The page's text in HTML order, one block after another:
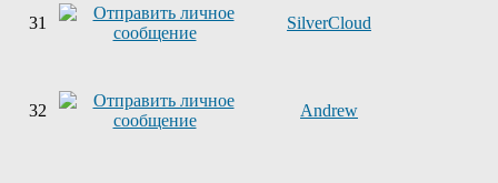
31 SilverCloud
32 Andrew